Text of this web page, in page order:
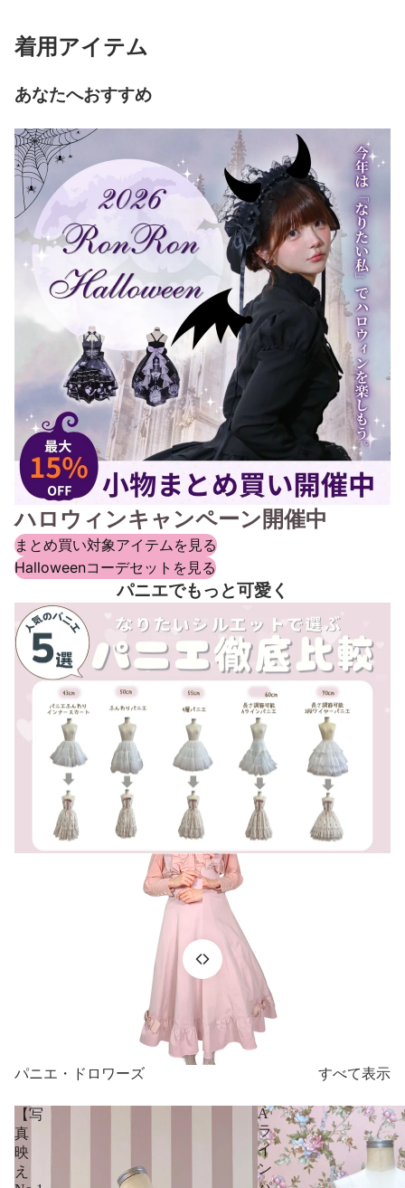
着用アイテム
あなたへおすすめ
ハロウィンキャンペーン開催中
まとめ買い対象アイテムを見る
Halloweenコーデセットを見る
パニエでもっと可愛く
パニエ・ドロワーズ すべて表示
【写
真
映
え
A
ラ
イ
ン